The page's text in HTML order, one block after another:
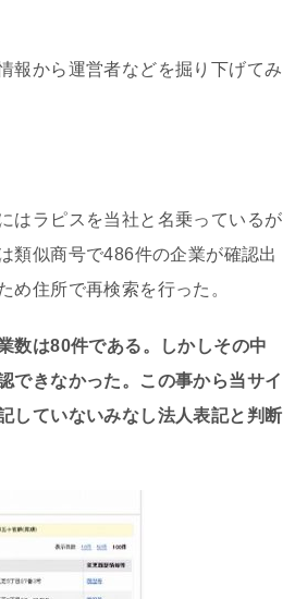
報から運営者などを掘り下げてみ
はラピスを当社と名乗っているが
類似商号で486件の企業が確認出
め住所で再検索を行った。
数は80件である。しかしその中
できなかった。この事から当サイ
していないみなし法人表記と判断